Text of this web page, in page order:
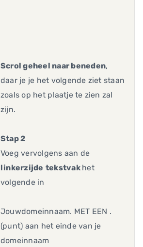
Scrol geheel naar beneden,
daar je je het volgende ziet staan
zoals op het plaatje te zien zal
zijn.
Stap 2
Voeg vervolgens aan de
linkerzijde tekstvak het
volgende in
Jouwdomeinnaam. MET EEN .
(punt) aan het einde van je
domeinnaam